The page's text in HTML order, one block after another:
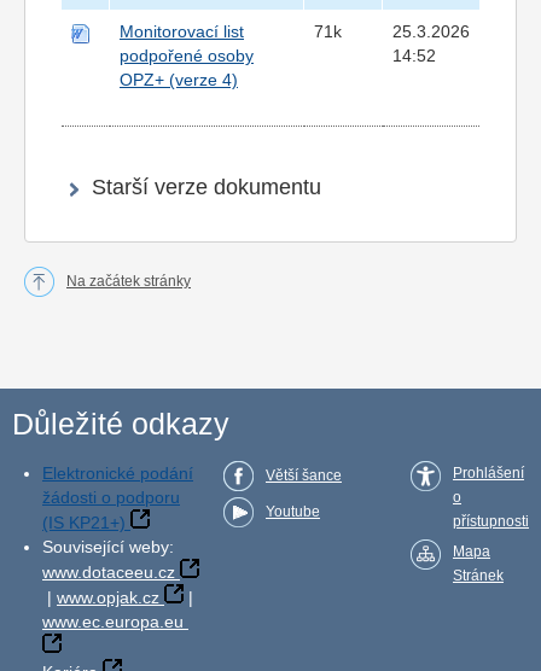
Monitorovací list
podpořené osoby
OPZ+ (verze 4)
71k
25.3.2026
14:52
Starší verze dokumentu
Na začátek stránky
Důležité odkazy
Elektronické podání
žádosti o podporu
(IS KP21+)
Související weby:
www.dotaceeu.cz
| www.opjak.cz
|
www.ec.europa.eu
Větší šance
Youtube
Prohlášení
o
přístupnosti
Mapa
Stránek